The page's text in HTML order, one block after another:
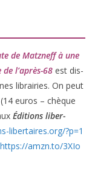
de Matzneff à une
l’après-68 est dis­
librai­ries. On peut
14 euros – chèque
Éditions liber­
liber​taires​.org/​?​p​=​1
https://​amzn​.to/​3​X​I​o​